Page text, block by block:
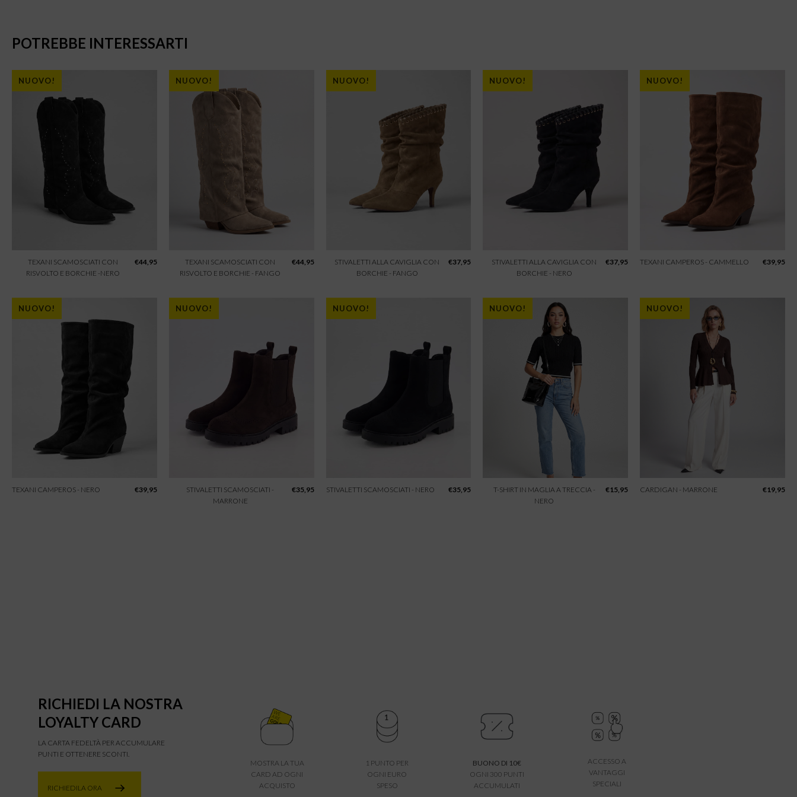
POTREBBE INTERESSARTI
NUOVO!
TEXANI SCAMOSCIATI CON
RISVOLTO E BORCHIE -NERO
€44,95
NUOVO!
TEXANI SCAMOSCIATI CON
RISVOLTO E BORCHIE - FANGO
€44,95
NUOVO!
STIVALETTI ALLA CAVIGLIA CON
BORCHIE - FANGO
€37,95
NUOVO!
STIVALETTI ALLA CAVIGLIA CON
BORCHIE - NERO
€37,95
NUOVO!
TEXANI CAMPEROS - CAMMELLO €39,95
NUOVO!
TEXANI CAMPEROS - NERO €39,95
NUOVO!
STIVALETTI SCAMOSCIATI -
MARRONE
€35,95
NUOVO!
STIVALETTI SCAMOSCIATI - NERO €35,95
NUOVO!
T-SHIRT IN MAGLIA A TRECCIA -
NERO
€15,95
NUOVO!
CARDIGAN - MARRONE €19,95
RICHIEDI LA NOSTRA
LOYALTY CARD
LA CARTA FEDELTÀ PER ACCUMULARE
PUNTI E OTTENERE SCONTI.
RICHIEDILA ORA
MOSTRA LA TUA
CARD AD OGNI
ACQUISTO
1 PUNTO PER
OGNI EURO
SPESO
BUONO DI 10€
OGNI 300 PUNTI
ACCUMULATI
ACCESSO A
VANTAGGI
SPECIALI